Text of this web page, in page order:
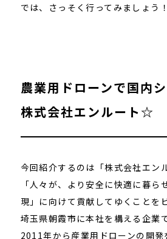
では、さっそく行ってみましょう！
農業用ドローンで国内
株式会社エンルート☆
今回紹介するのは「株式会社エン
「人々が、より安全に快適に暮ら
現」に向けて貢献してゆくことを
埼玉県朝霞市に本社を構える企業で
2011年から産業用ドローンの開発